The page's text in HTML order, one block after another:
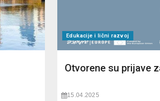
Edukacije i lični razvoj
Otvorene su prijave
15.04.2025